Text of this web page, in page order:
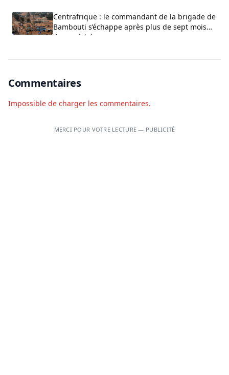
Centrafrique : le commandant de la brigade de
Bambouti s’échappe après plus de sept mois
de captivité
Commentaires
Impossible de charger les commentaires.
MERCI POUR VOTRE LECTURE — PUBLICITÉ